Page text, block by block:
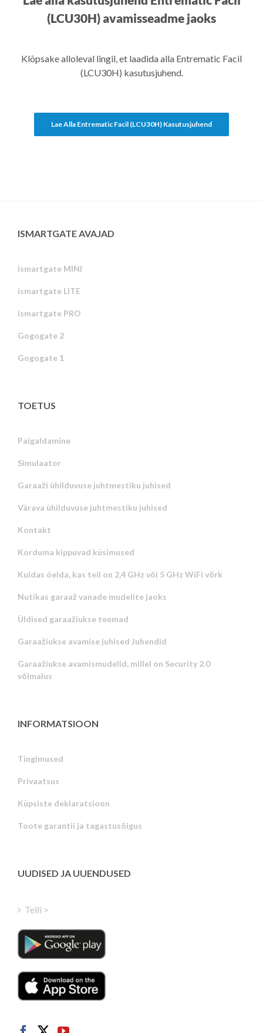
(LCU30H) avamisseadme jaoks
Klõpsake alloleval lingil, et laadida alla Entrematic Facil
(LCU30H) kasutusjuhend.
Lae Alla Entrematic Facil (LCU30H) Kasutusjuhend
ISMARTGATE AVAJAD
ismartgate MINI
ismartgate LITE
ismartgate PRO
Gogogate 2
Gogogate 1
TOETUS
Paigaldamine
Simulaator
Garaaži ühilduvuse juhtmestiku juhised
Värava ühilduvuse juhtmestiku juhised
Kontakt
Korduma kippuvad küsimused
Kuidas öelda, kas teil on 2,4 GHz või 5 GHz WiFi võrk
Nutikas garaaž vanade mudelite jaoks
Üldised garaažiukse teemad
Garaažiukse avamise juhised Juhendid
Garaažiukse avamismudelid, millel on Security 2.0
võimalus
INFORMATSIOON
Tingimused
Privaatsus
Küpsiste deklaratsioon
Toote garantii ja tagastusõigus
UUDISED JA UUENDUSED
Telli >